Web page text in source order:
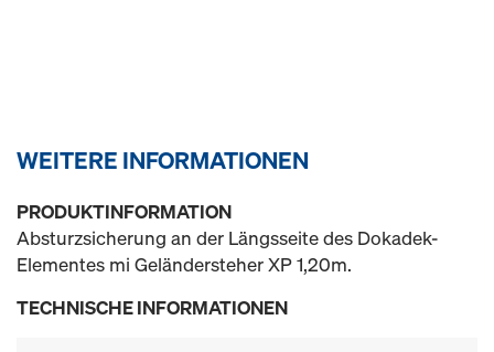
WEITERE INFORMATIONEN
PRODUKTINFORMATION
Absturzsicherung an der Längsseite des Dokadek-
Elementes mi Geländersteher XP 1,20m.
TECHNISCHE INFORMATIONEN